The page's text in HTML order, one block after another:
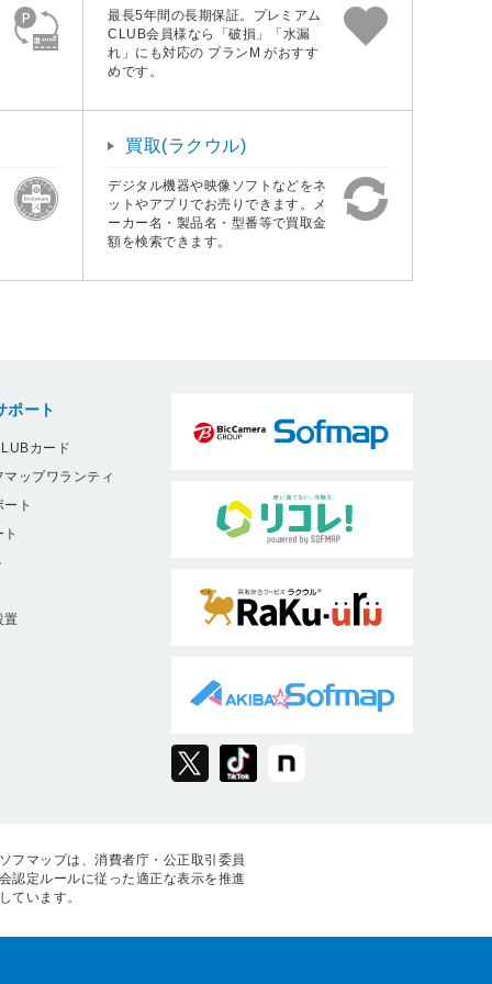
最長5年間の長期保証。プレミアム
CLUB会員様なら「破損」「水漏
れ」にも対応の プランM がおすす
めです。
買取(ラクウル)
デジタル機器や映像ソフトなどをネ
ットやアプリでお売りできます。メ
ーカー名・製品名・型番等で買取金
額を検索できます。
ポート
カード
ップワランティ
ト
置
ソフマップは、消費者庁・公正取引委員
会認定ルールに従った適正な表示を推進
しています。